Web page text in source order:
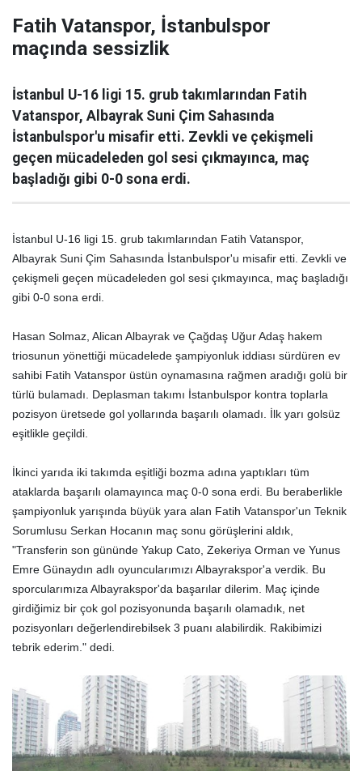
Fatih Vatanspor, İstanbulspor
maçında sessizlik
İstanbul U-16 ligi 15. grub takımlarından Fatih
Vatanspor, Albayrak Suni Çim Sahasında
İstanbulspor'u misafir etti. Zevkli ve çekişmeli
geçen mücadeleden gol sesi çıkmayınca, maç
başladığı gibi 0-0 sona erdi.
İstanbul U-16 ligi 15. grub takımlarından Fatih Vatanspor,
Albayrak Suni Çim Sahasında İstanbulspor'u misafir etti. Zevkli ve
çekişmeli geçen mücadeleden gol sesi çıkmayınca, maç başladığı
gibi 0-0 sona erdi.
Hasan Solmaz, Alican Albayrak ve Çağdaş Uğur Adaş hakem
triosunun yönettiği mücadelede şampiyonluk iddiası sürdüren ev
sahibi Fatih Vatanspor üstün oynamasına rağmen aradığı golü bir
türlü bulamadı. Deplasman takımı İstanbulspor kontra toplarla
pozisyon üretsede gol yollarında başarılı olamadı. İlk yarı golsüz
eşitlikle geçildi.
İkinci yarıda iki takımda eşitliği bozma adına yaptıkları tüm
ataklarda başarılı olamayınca maç 0-0 sona erdi. Bu beraberlikle
şampiyonluk yarışında büyük yara alan Fatih Vatanspor'un Teknik
Sorumlusu Serkan Hocanın maç sonu görüşlerini aldık,
"Transferin son gününde Yakup Cato, Zekeriya Orman ve Yunus
Emre Günaydın adlı oyuncularımızı Albayrakspor'a verdik. Bu
sporcularımıza Albayrakspor'da başarılar dilerim. Maç içinde
girdiğimiz bir çok gol pozisyonunda başarılı olamadık, net
pozisyonları değerlendirebilsek 3 puanı alabilirdik. Rakibimizi
tebrik ederim." dedi.